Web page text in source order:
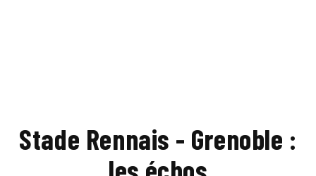
Stade Rennais - Grenoble :